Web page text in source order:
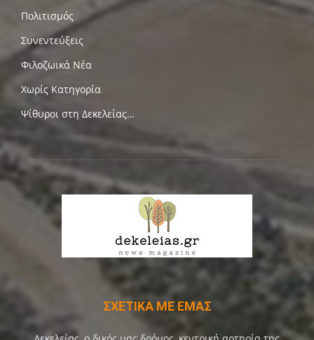
Πολιτισμός
Συνεντεύξεις
Φιλοζωικά Νέα
Χωρίς Κατηγορία
Ψίθυροι στη Δεκελείας…
ΣΧΕΤΙΚΑ ΜΕ ΕΜΑΣ